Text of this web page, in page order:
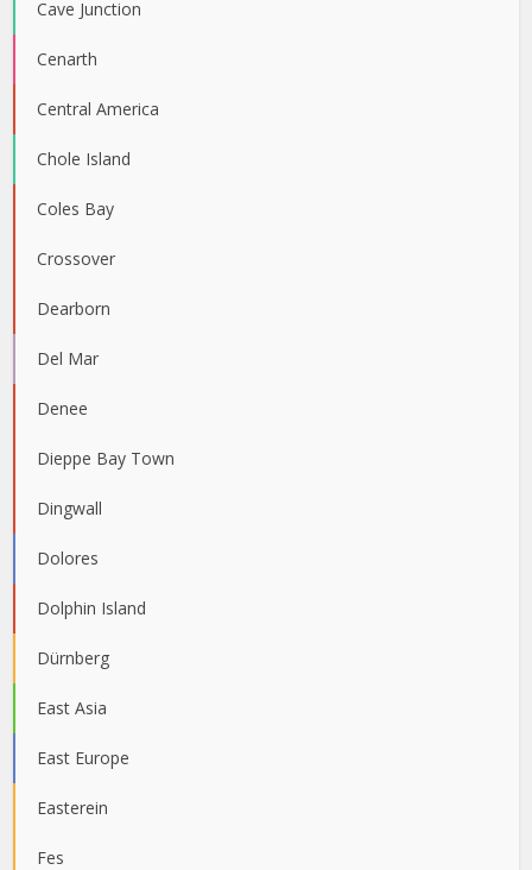
Cave Junction
Cenarth
Central America
Chole Island
Coles Bay
Crossover
Dearborn
Del Mar
Denee
Dieppe Bay Town
Dingwall
Dolores
Dolphin Island
Dürnberg
East Asia
East Europe
Easterein
Fes